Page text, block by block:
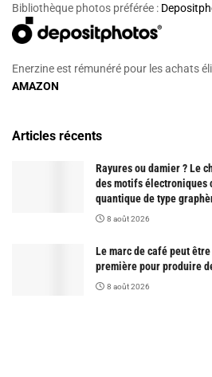
Bibliothèque photos préférée :
Enerzine est rémunéré pour les achats
AMAZON
Articles récents
Rayures ou damier ? Le
des motifs électroniques
quantique de type
8 août 2026
Le marc de café peut
première pour produire
8 août 2026